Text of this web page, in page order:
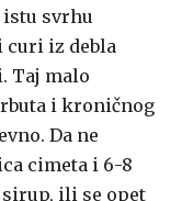
svrhu
curi iz debla
Taj malo
i kroničnog
Da ne
cimeta i 6-8
ili se opet